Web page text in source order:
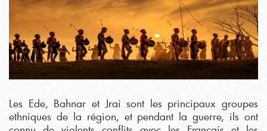
Les Ede, Bahnar et Jrai sont les principaux groupes
ethniques de la région, et pendant la guerre, ils ont